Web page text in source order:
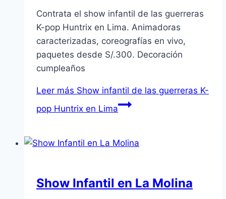
Contrata el show infantil de las guerreras
K-pop Huntrix en Lima. Animadoras
caracterizadas, coreografías en vivo,
paquetes desde S/.300. Decoración
cumpleaños
Leer más Show infantil de las guerreras K-
pop Huntrix en Lima
Show Infantil en La Molina